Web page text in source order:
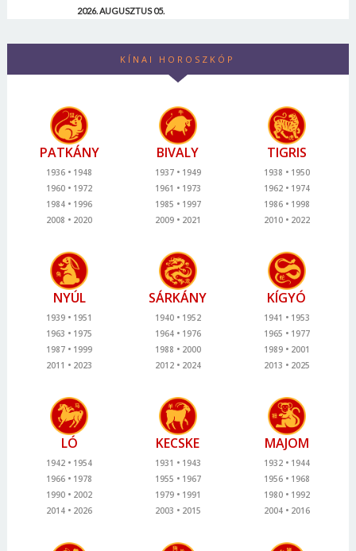
2026. AUGUSZTUS 05.
KÍNAI HOROSZKÓP
PATKÁNY
1936
1948
1960
1972
1984
1996
2008
2020
BIVALY
1937
1949
1961
1973
1985
1997
2009
2021
TIGRIS
1938
1950
1962
1974
1986
1998
2010
2022
NYÚL
1939
1951
1963
1975
1987
1999
2011
2023
SÁRKÁNY
1940
1952
1964
1976
1988
2000
2012
2024
KÍGYÓ
1941
1953
1965
1977
1989
2001
2013
2025
LÓ
1942
1954
1966
1978
1990
2002
2014
2026
KECSKE
1931
1943
1955
1967
1979
1991
2003
2015
MAJOM
1932
1944
1956
1968
1980
1992
2004
2016